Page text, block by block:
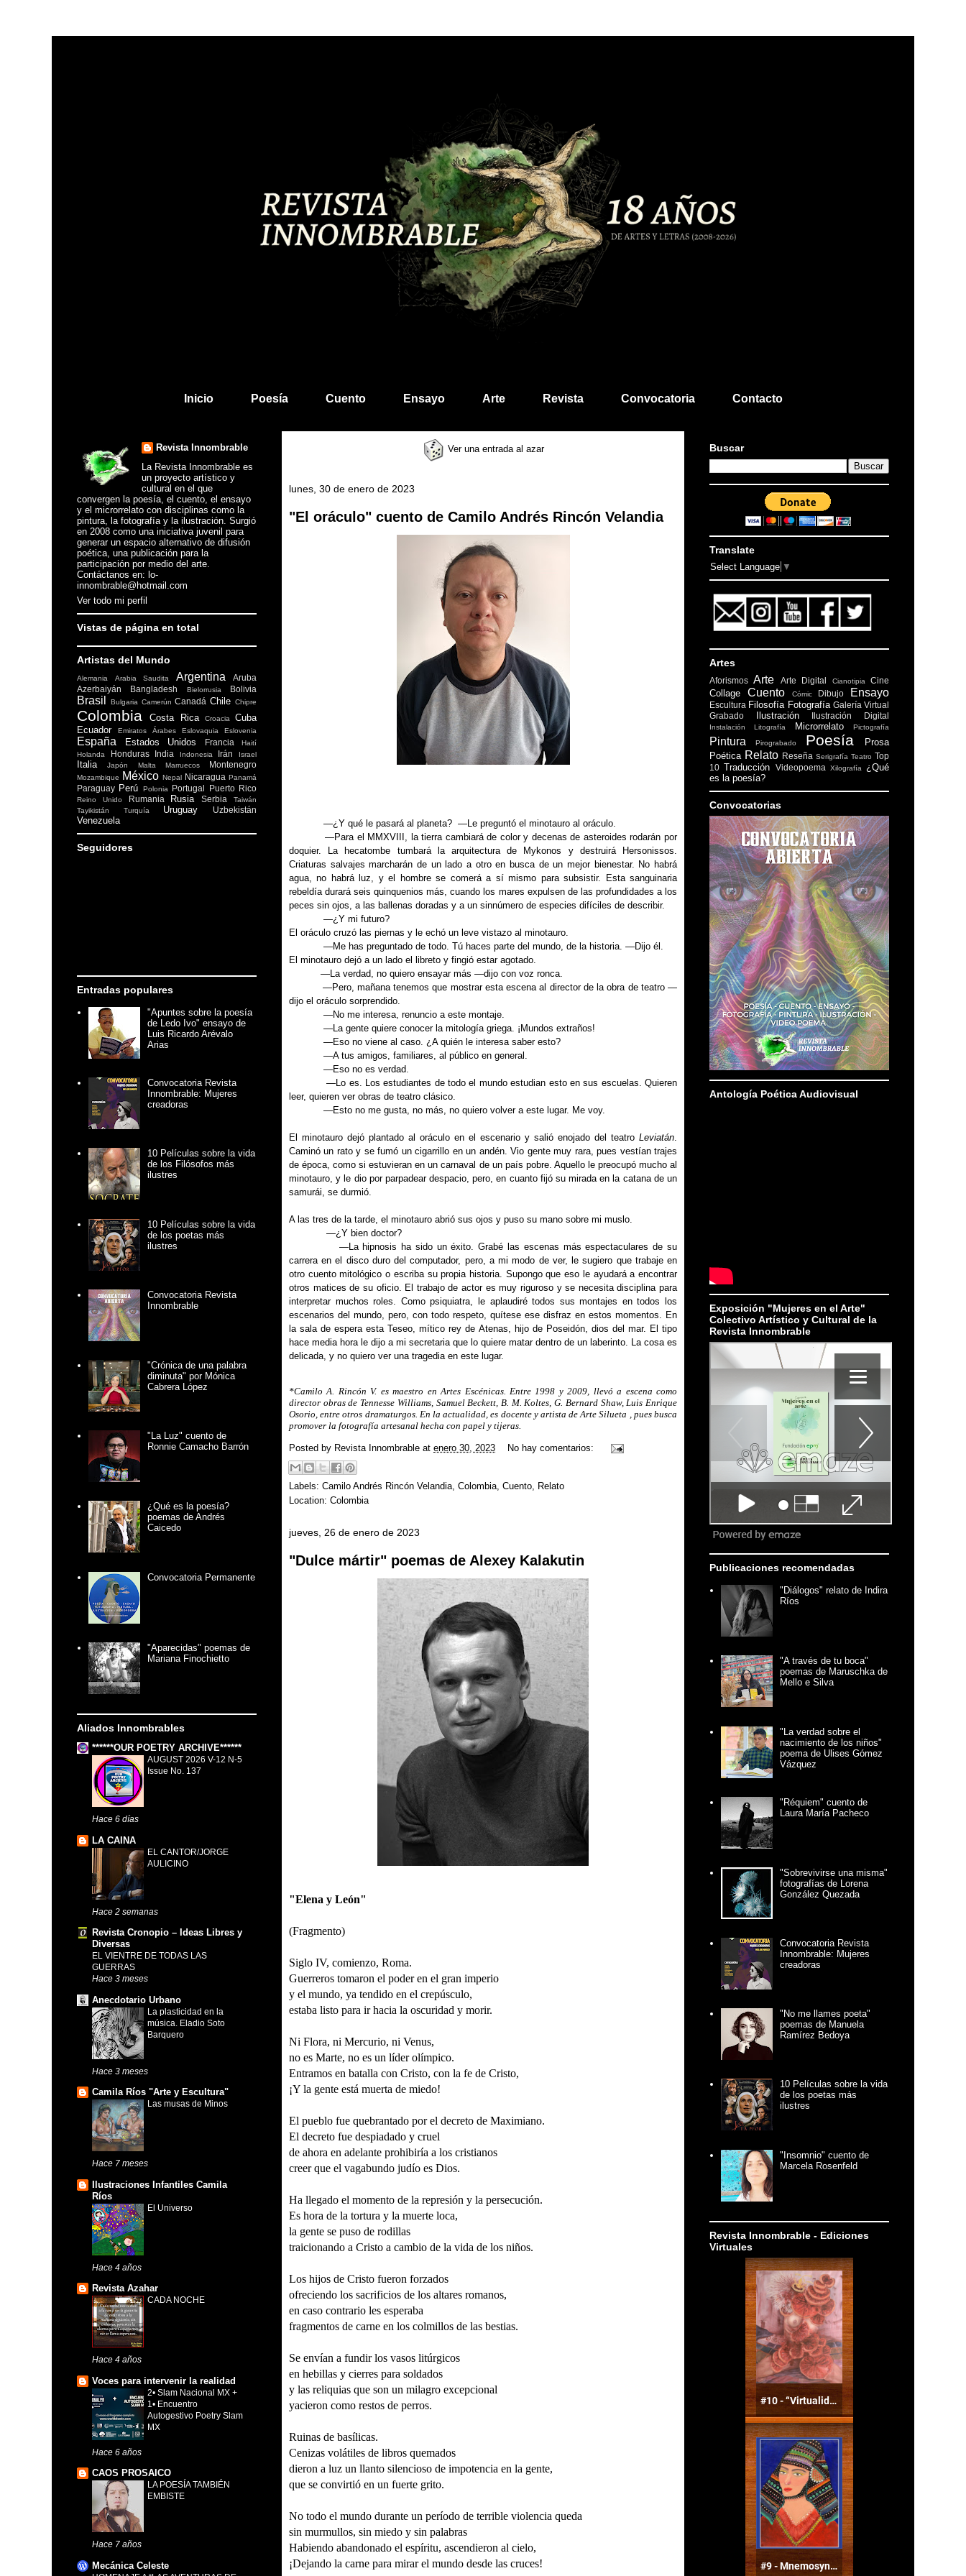
Inicio Poesía Cuento Ensayo Arte Revista Convocatoria Contacto
Ver una entrada al azar
lunes, 30 de enero de 2023
"El oráculo" cuento de Camilo Andrés Rincón Velandia
—¿Y qué le pasará al planeta? —Le preguntó el minotauro al oráculo.
—Para el MMXVIII, la tierra cambiará de color y decenas de asteroides rodarán por
doquier. La hecatombe tumbará la arquitectura de Mykonos y destruirá Hersonissos.
Criaturas salvajes marcharán de un lado a otro en busca de un mejor bienestar. No habrá
agua, no habrá luz, y el hombre se comerá a sí mismo para subsistir. Esta sanguinaria
rebeldía durará seis quinquenios más, cuando los mares expulsen de las profundidades a los
peces sin ojos, a las ballenas doradas y a un sinnúmero de especies difíciles de describir.
—¿Y mi futuro?
El oráculo cruzó las piernas y le echó un leve vistazo al minotauro.
—Me has preguntado de todo. Tú haces parte del mundo, de la historia. —Dijo él.
El minotauro dejó a un lado el libreto y fingió estar agotado.
—La verdad, no quiero ensayar más —dijo con voz ronca.
—Pero, mañana tenemos que mostrar esta escena al director de la obra de teatro—
dijo el oráculo sorprendido.
—No me interesa, renuncio a este montaje.
—La gente quiere conocer la mitología griega. ¡Mundos extraños!
—Eso no viene al caso. ¿A quién le interesa saber esto?
—A tus amigos, familiares, al público en general.
—Eso no es verdad.
—Lo es. Los estudiantes de todo el mundo estudian esto en sus escuelas. Quieren
leer, quieren ver obras de teatro clásico.
—Esto no me gusta, no más, no quiero volver a este lugar. Me voy.
El minotauro dejó plantado al oráculo en el escenario y salió enojado del teatro Leviatán.
Caminó un rato y se fumó un cigarrillo en un andén. Vio gente muy rara, pues vestían trajes
de época, como si estuvieran en un carnaval de un país pobre. Aquello le preocupó mucho al
minotauro, y le dio por parpadear despacio, pero, en cuanto fijó su mirada en la catana de un
samurái, se durmió.
A las tres de la tarde, el minotauro abrió sus ojos y puso su mano sobre mi muslo.
—¿Y bien doctor?
—La hipnosis ha sido un éxito. Grabé las escenas más espectaculares de su
carrera en el disco duro del computador, pero, a mi modo de ver, le sugiero que trabaje en
otro cuento mitológico o escriba su propia historia. Supongo que eso le ayudará a encontrar
otros matices de su oficio. El trabajo de actor es muy riguroso y se necesita disciplina para
interpretar muchos roles. Como psiquiatra, le aplaudiré todos sus montajes en todos los
escenarios del mundo, pero, con todo respeto, quítese ese disfraz en estos momentos. En
la sala de espera esta Teseo, mítico rey de Atenas, hijo de Poseidón, dios del mar. El tipo
hace media hora le dijo a mi secretaria que lo quiere matar dentro de un laberinto. La cosa es
delicada, y no quiero ver una tragedia en este lugar.
*Camilo A. Rincón V. es maestro en Artes Escénicas. Entre 1998 y 2009, llevó a escena como
director obras de Tennesse Williams, Samuel Beckett, B. M. Koltes, G. Bernard Shaw, Luis Enrique
Osorio, entre otros dramaturgos. En la actualidad, es docente y artista de Arte Silueta , pues busca
promover la fotografía artesanal hecha con papel y tijeras.
Posted by Revista Innombrable at enero 30, 2023 No hay comentarios:
Labels: Camilo Andrés Rincón Velandia Colombia Cuento Relato
Location: Colombia
jueves, 26 de enero de 2023
"Dulce mártir" poemas de Alexey Kalakutin
"Elena y León"
(Fragmento)
Siglo IV, comienzo, Roma.
Guerreros tomaron el poder en el gran imperio
y el mundo, ya tendido en el crepúsculo,
estaba listo para ir hacia la oscuridad y morir.
Ni Flora, ni Mercurio, ni Venus,
no es Marte, no es un líder olímpico.
Entramos en batalla con Cristo, con la fe de Cristo,
¡Y la gente está muerta de miedo!
El pueblo fue quebrantado por el decreto de Maximiano.
El decreto fue despiadado y cruel
de ahora en adelante prohibiría a los cristianos
creer que el vagabundo judío es Dios.
Ha llegado el momento de la represión y la persecución.
Es hora de la tortura y la muerte loca,
la gente se puso de rodillas
traicionando a Cristo a cambio de la vida de los niños.
Los hijos de Cristo fueron forzados
ofreciendo los sacrificios de los altares romanos,
en caso contrario les esperaba
fragmentos de carne en los colmillos de las bestias.
Se envían a fundir los vasos litúrgicos
en hebillas y cierres para soldados
y las reliquias que son un milagro excepcional
yacieron como restos de perros.
Ruinas de basílicas.
Cenizas volátiles de libros quemados
dieron a luz un llanto silencioso de impotencia en la gente,
que se convirtió en un fuerte grito.
No todo el mundo durante un período de terrible violencia queda
sin murmullos, sin miedo y sin palabras
Habiendo abandonado el espíritu, ascendieron al cielo,
¡Dejando la carne para mirar el mundo desde las cruces!
Revista Innombrable
La Revista Innombrable es
un proyecto artístico y
cultural en el que
convergen la poesía, el cuento, el ensayo
y el microrrelato con disciplinas como la
pintura, la fotografía y la ilustración. Surgió
en 2008 como una iniciativa juvenil para
generar un espacio alternativo de difusión
poética, una publicación para la
participación por medio del arte.
Contáctanos en: lo-
innombrable@hotmail.com
Ver todo mi perfil
Vistas de página en total
Artistas del Mundo
Alemania Arabia Saudita Argentina
Aruba
Azerbaiyán
Bangladesh Bielorrusia Bolivia
Brasil Bulgaria Camerún Canadá Chile Chipre
Colombia Costa Rica Croacia
Cuba
Ecuador
Emiratos Árabes Eslovaquia Eslovenia
España Estados Unidos Francia
Haití
Holanda
Honduras India Indonesia Irán Israel
Italia Japón Malta Marruecos Montenegro
Mozambique México Nepal Nicaragua Panamá
Paraguay Perú Polonia Portugal Puerto Rico
Reino Unido Rumania Rusia Serbia
Taiwán
Tayikistán
Turquía Uruguay Uzbekistán
Venezuela
Seguidores
Entradas populares
"Apuntes sobre la poesía
de Ledo Ivo" ensayo de
Luis Ricardo Arévalo
Arias
Convocatoria Revista
Innombrable: Mujeres
creadoras
10 Películas sobre la vida
de los Filósofos más
ilustres
10 Películas sobre la vida
de los poetas más
ilustres
Convocatoria Revista
Innombrable
"Crónica de una palabra
diminuta" por Mónica
Cabrera López
"La Luz" cuento de
Ronnie Camacho Barrón
¿Qué es la poesía?
poemas de Andrés
Caicedo
Convocatoria Permanente
"Aparecidas" poemas de
Mariana Finochietto
Aliados Innombrables
******OUR POETRY ARCHIVE******
AUGUST 2026 V-12 N-5
Issue No. 137
Hace 6 días
LA CAINA
EL CANTOR/JORGE
AULICINO
Hace 2 semanas
Revista Cronopio – Ideas Libres y
Diversas
EL VIENTRE DE TODAS LAS
GUERRAS
Hace 3 meses
Anecdotario Urbano
La plasticidad en la
música. Eladio Soto
Barquero
Hace 3 meses
Camila Ríos "Arte y Escultura"
Las musas de Minos
Hace 7 meses
Ilustraciones Infantiles Camila
Ríos
El Universo
Hace 4 años
Revista Azahar
CADA NOCHE
Hace 4 años
Voces para intervenir la realidad
2• Slam Nacional MX +
1• Encuentro
Autogestivo Poetry Slam
MX
Hace 6 años
CAOS PROSAICO
LA POESÍA TAMBIÉN
EMBISTE
Hace 7 años
Mecánica Celeste
Buscar
Translate
Select Language ▼
Artes
Aforismos Arte Arte Digital Cianotipia Cine
Collage Cuento Cómic Dibujo Ensayo
Escultura Filosofía Fotografía Galería Virtual
Grabado
Ilustración Ilustración Digital
Instalación Litografía Microrrelato Pictografía
Pintura Pirograbado Poesía
Prosa
Poética Relato Reseña Serigrafía Teatro Top
10 Traducción Videopoema Xilografía
¿Qué
es la poesía?
Convocatorias
Antología Poética Audiovisual
Exposición "Mujeres en el Arte"
Colectivo Artístico y Cultural de la
Revista Innombrable
Publicaciones recomendadas
"Diálogos" relato de Indira
Ríos
"A través de tu boca"
poemas de Maruschka de
Mello e Silva
"La verdad sobre el
nacimiento de los niños"
poema de Ulises Gómez
Vázquez
"Réquiem" cuento de
Laura María Pacheco
"Sobrevivirse una misma"
fotografías de Lorena
González Quezada
Convocatoria Revista
Innombrable: Mujeres
creadoras
"No me llames poeta"
poemas de Manuela
Ramírez Bedoya
10 Películas sobre la vida
de los poetas más
ilustres
"Insomnio" cuento de
Marcela Rosenfeld
Revista Innombrable - Ediciones
Virtuales